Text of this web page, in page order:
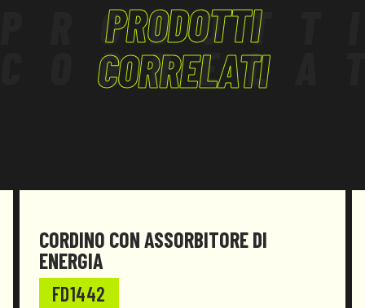
riducendo la forza d’impatto trasmessa
Il prodotto è stato progettato e realizzato per
essere conforme al
PRODOTTI
CORRELATI
CORDINO CON ASSORBITORE DI
ENERGIA
FD1442